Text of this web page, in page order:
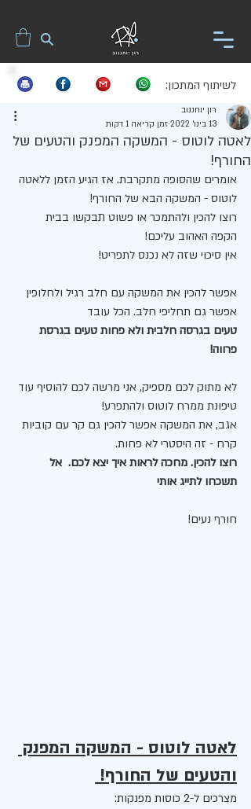
לשיתוף המתכון:
לאטה לוטוס - המשקה המפנק והטעים של
החורף!
רון יוחננוב
13 בינו׳ 2022
זמן קריאה 1 דקות
אומרים שהסופה מתקרבת. אז הגיע הזמן ללאטה
לוטוס - המשקה הבא של החורף!
רוצו להכין ולהתמכר או פשוט תבקשו בבית
הקפה האהוב עליכם!
אין סיכוי שזה לא נכנס לתפריט!
אפשר להכין את המשקה עם חלב רגיל ולחלופין
אפשר גם תחליפי חלב. הכל עובד
טעים בגרסה חלבית ולא פחות טעים בגרסת
פרווה!
לא מתוק לכם מספיק, אני מרשה לכם להוסיף עוד
טיפונת ממרח לוטוס ולהתפרע!
אגב, את המשקה אפשר להכין גם קר עם קוביות
קרח - זה היסטרי לא פחות.
רוצו להכין. מחכה לראות איך יצא לכם.  אל
תשכחו לתייג אותי
חורף נעים!
לאטה לוטוס - המשקה המפנק
והטעים של החורף!
מצרכים ל-2 כוסות מפנקות: